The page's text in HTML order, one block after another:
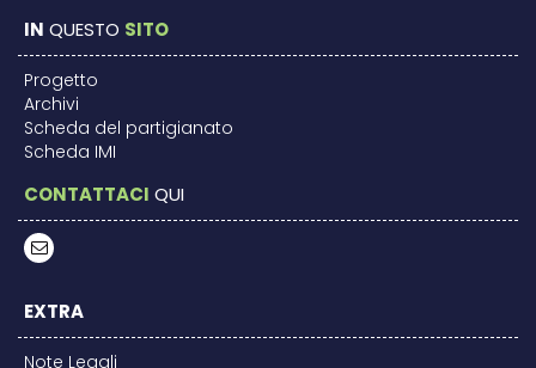
IN QUESTO SITO
Progetto
Archivi
Scheda del partigianato
Scheda IMI
CONTATTACI QUI
EXTRA
Note Legali